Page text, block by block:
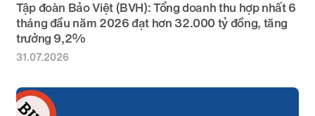
Tập đoàn Bảo Việt (BVH): Tổng doanh thu hợp nhất 6
tháng đầu năm 2026 đạt hơn 32.000 tỷ đồng, tăng
trưởng 9,2%
31.07.2026